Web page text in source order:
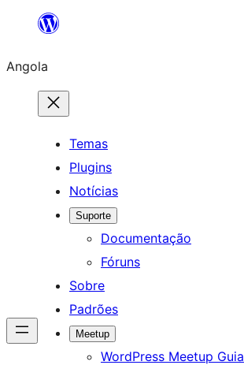
Saltar
o
conteúdo
Angola
Temas
Plugins
Notícias
Suporte
Documentação
Fóruns
Sobre
Padrões
Meetup
WordPress Meetup Guia